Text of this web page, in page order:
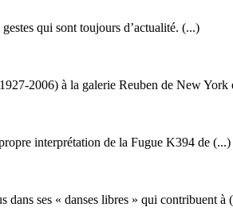
qui sont toujours d’actualité. (...)
2006) à la galerie Reuben de New York
interprétation de la Fugue K394 de (...)
dans ses « danses libres » qui contribuent à